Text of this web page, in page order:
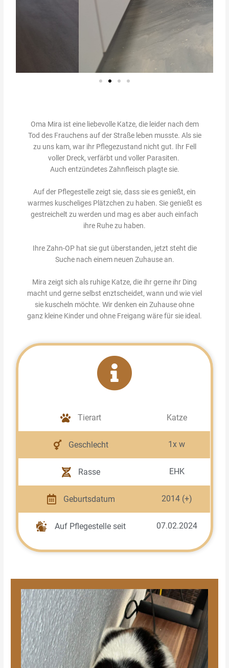
Oma Mira ist eine liebevolle Katze, die leider nach dem
Tod des Frauchens auf der Straße leben musste. Als sie
zu uns kam, war ihr Pflegezustand nicht gut. Ihr Fell
voller Dreck, verfärbt und voller Parasiten.
Auch entzündetes Zahnfleisch plagte sie.
Auf der Pflegestelle zeigt sie, dass sie es genießt, ein
warmes kuscheliges Plätzchen zu haben. Sie genießt es
gestreichelt zu werden und mag es aber auch einfach
ihre Ruhe zu haben.
Ihre Zahn-OP hat sie gut überstanden, jetzt steht die
Suche nach einem neuen Zuhause an.
Mira zeigt sich als ruhige Katze, die ihr gerne ihr Ding
macht und gerne selbst enztscheidet, wann und wie viel
sie kuscheln möchte. Wir denken ein Zuhause ohne
ganz kleine Kinder und ohne Freigang wäre für sie ideal.
Tierart Katze
Geschlecht 1x w
Rasse EHK
Geburtsdatum 2014 (+)
Auf Pflegestelle seit 07.02.2024